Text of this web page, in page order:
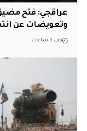
عراقجي: فتح
وتعويضات عن
قبل 3 ساعات